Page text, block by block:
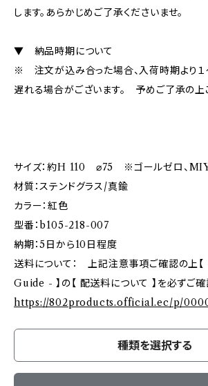
します。あらかじめご了承くださいませ。
▼ 納品時期について
※ 注文が込み合った場合、入荷時期より
遅れる場合がございます。 予めご了承の上
サイズ：約H 110 ⌀75 ※ゴールゼロ、
材質：ステンドグラス/真鍮
カラー：紅色
型番：b105-218-007
納期：5日から10日程度
送料について： 上記注意事項ご確認の上
Guide - 】の【 配送料について 】を必ずご確
https://802products.official.ec/p/
種類を選択する